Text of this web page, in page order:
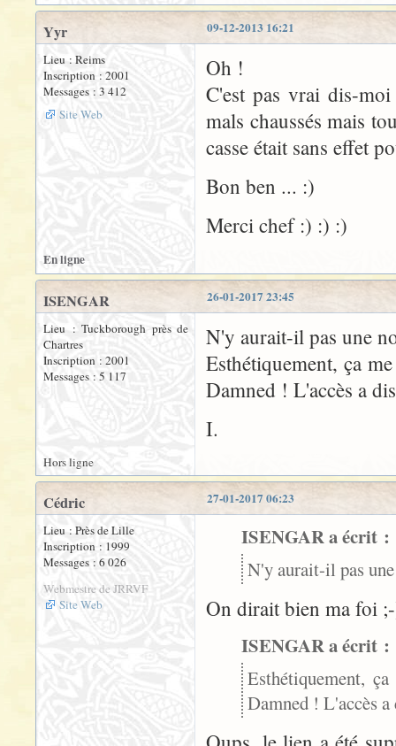
09-12-2013 16:21
Yyr
Lieu : Reims
Inscription : 2001
Messages : 3 412
Site Web
Oh !
C'est pas vrai dis-
mals chaussés mais
casse était sans effet
Bon ben ... :)
Merci chef :) :) :)
En ligne
26-01-2017 23:45
ISENGAR
Lieu : Tuckborough près de
Chartres
Inscription : 2001
Messages : 5 117
N'y aurait-il pas une
Esthétiquement, ça
Damned ! L'accès a
I.
Hors ligne
27-01-2017 06:23
Cédric
Lieu : Près de Lille
Inscription : 1999
Messages : 6 026
Webmestre de JRRVF
Site Web
ISENGAR a écrit :
N'y aurait-il pas
On dirait bien ma foi
ISENGAR a écrit :
Esthétiquement,
Damned ! L'accès